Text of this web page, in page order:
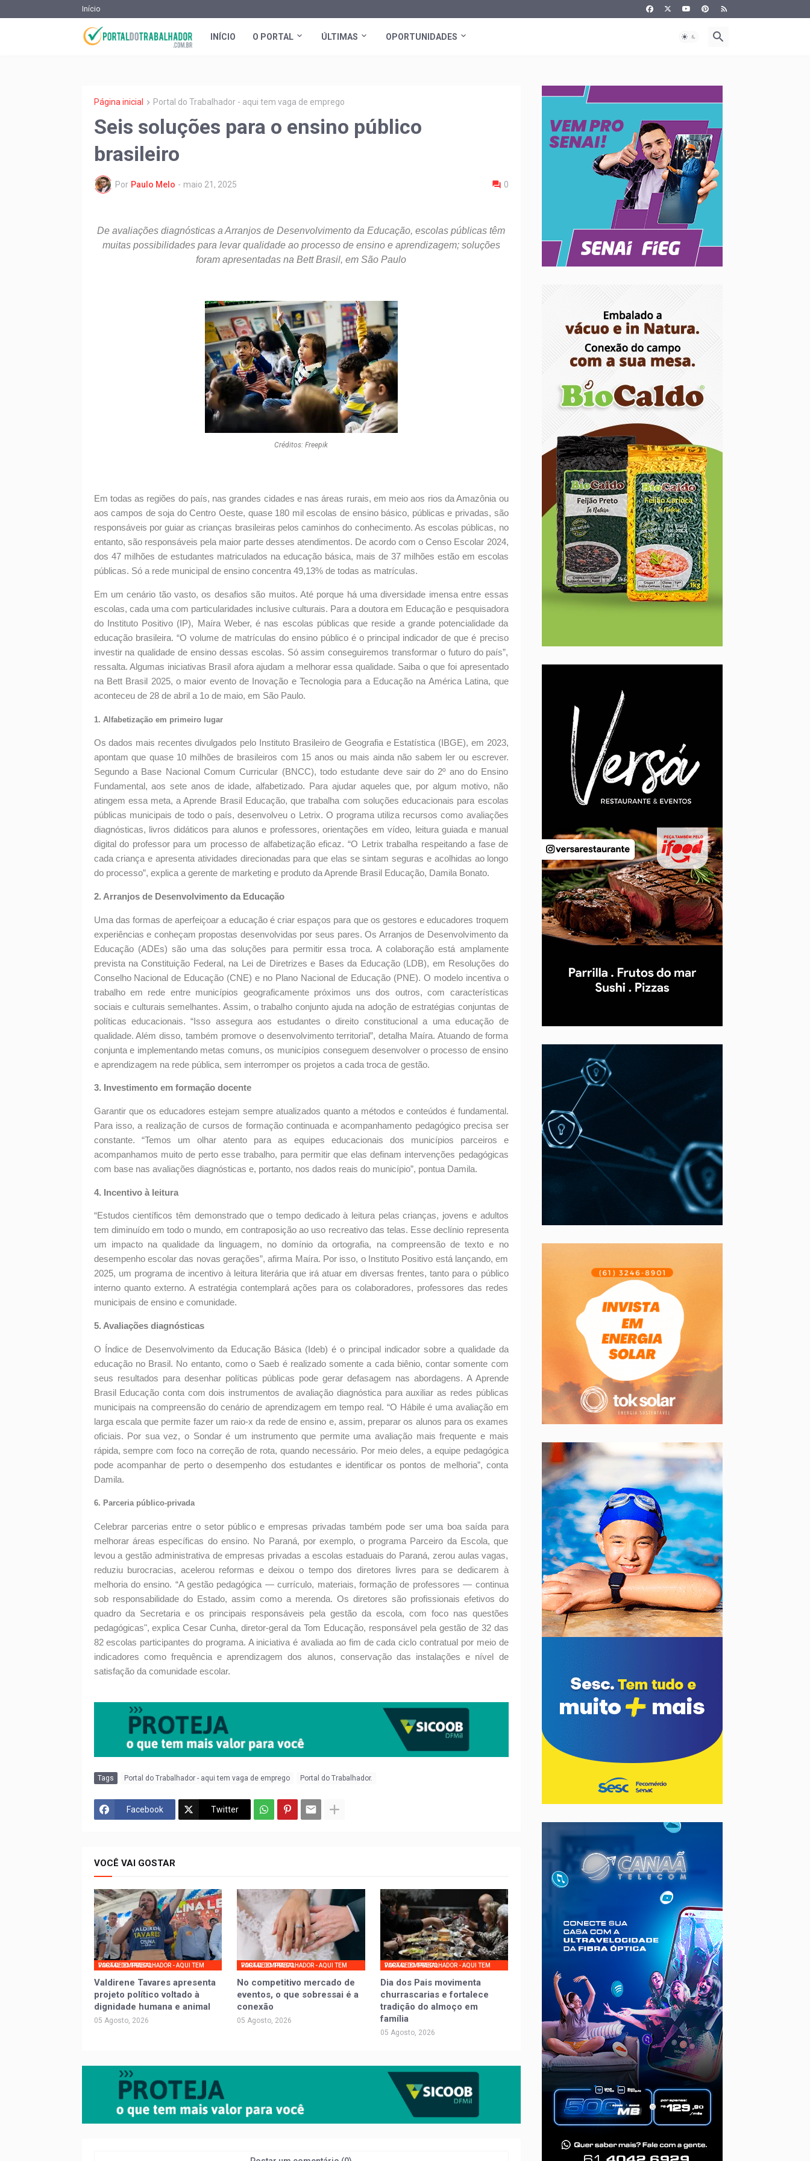
Início
INÍCIO O PORTAL ÚLTIMAS OPORTUNIDADES
Página inicial Portal do Trabalhador - aqui tem vaga de emprego
Seis soluções para o ensino público
brasileiro
Por Paulo Melo - maio 21, 2025 0
De avaliações diagnósticas a Arranjos de Desenvolvimento da Educação, escolas públicas têm
muitas possibilidades para levar qualidade ao processo de ensino e aprendizagem; soluções
foram apresentadas na Bett Brasil, em São Paulo
Créditos: Freepik
Em todas as regiões do país, nas grandes cidades e nas áreas rurais, em meio aos rios da Amazônia ou
aos campos de soja do Centro Oeste, quase 180 mil escolas de ensino básico, públicas e privadas, são
responsáveis por guiar as crianças brasileiras pelos caminhos do conhecimento. As escolas públicas, no
entanto, são responsáveis pela maior parte desses atendimentos. De acordo com o Censo Escolar 2024,
dos 47 milhões de estudantes matriculados na educação básica, mais de 37 milhões estão em escolas
públicas. Só a rede municipal de ensino concentra 49,13% de todas as matrículas.
Em um cenário tão vasto, os desafios são muitos. Até porque há uma diversidade imensa entre essas
escolas, cada uma com particularidades inclusive culturais. Para a doutora em Educação e pesquisadora
do Instituto Positivo (IP), Maíra Weber, é nas escolas públicas que reside a grande potencialidade da
educação brasileira. “O volume de matrículas do ensino público é o principal indicador de que é preciso
investir na qualidade de ensino dessas escolas. Só assim conseguiremos transformar o futuro do país”,
ressalta. Algumas iniciativas Brasil afora ajudam a melhorar essa qualidade. Saiba o que foi apresentado
na Bett Brasil 2025, o maior evento de Inovação e Tecnologia para a Educação na América Latina, que
aconteceu de 28 de abril a 1o de maio, em São Paulo.
1. Alfabetização em primeiro lugar
Os dados mais recentes divulgados pelo Instituto Brasileiro de Geografia e Estatística (IBGE), em 2023,
apontam que quase 10 milhões de brasileiros com 15 anos ou mais ainda não sabem ler ou escrever.
Segundo a Base Nacional Comum Curricular (BNCC), todo estudante deve sair do 2º ano do Ensino
Fundamental, aos sete anos de idade, alfabetizado. Para ajudar aqueles que, por algum motivo, não
atingem essa meta, a Aprende Brasil Educação, que trabalha com soluções educacionais para escolas
públicas municipais de todo o país, desenvolveu o Letrix. O programa utiliza recursos como avaliações
diagnósticas, livros didáticos para alunos e professores, orientações em vídeo, leitura guiada e manual
digital do professor para um processo de alfabetização eficaz. “O Letrix trabalha respeitando a fase de
cada criança e apresenta atividades direcionadas para que elas se sintam seguras e acolhidas ao longo
do processo”, explica a gerente de marketing e produto da Aprende Brasil Educação, Damila Bonato.
2. Arranjos de Desenvolvimento da Educação
Uma das formas de aperfeiçoar a educação é criar espaços para que os gestores e educadores troquem
experiências e conheçam propostas desenvolvidas por seus pares. Os Arranjos de Desenvolvimento da
Educação (ADEs) são uma das soluções para permitir essa troca. A colaboração está amplamente
prevista na Constituição Federal, na Lei de Diretrizes e Bases da Educação (LDB), em Resoluções do
Conselho Nacional de Educação (CNE) e no Plano Nacional de Educação (PNE). O modelo incentiva o
trabalho em rede entre municípios geograficamente próximos uns dos outros, com características
sociais e culturais semelhantes. Assim, o trabalho conjunto ajuda na adoção de estratégias conjuntas de
políticas educacionais. “Isso assegura aos estudantes o direito constitucional a uma educação de
qualidade. Além disso, também promove o desenvolvimento territorial”, detalha Maíra. Atuando de forma
conjunta e implementando metas comuns, os municípios conseguem desenvolver o processo de ensino
e aprendizagem na rede pública, sem interromper os projetos a cada troca de gestão.
3. Investimento em formação docente
Garantir que os educadores estejam sempre atualizados quanto a métodos e conteúdos é fundamental.
Para isso, a realização de cursos de formação continuada e acompanhamento pedagógico precisa ser
constante. “Temos um olhar atento para as equipes educacionais dos municípios parceiros e
acompanhamos muito de perto esse trabalho, para permitir que elas definam intervenções pedagógicas
com base nas avaliações diagnósticas e, portanto, nos dados reais do município”, pontua Damila.
4. Incentivo à leitura
“Estudos científicos têm demonstrado que o tempo dedicado à leitura pelas crianças, jovens e adultos
tem diminuído em todo o mundo, em contraposição ao uso recreativo das telas. Esse declínio representa
um impacto na qualidade da linguagem, no domínio da ortografia, na compreensão de texto e no
desempenho escolar das novas gerações”, afirma Maíra. Por isso, o Instituto Positivo está lançando, em
2025, um programa de incentivo à leitura literária que irá atuar em diversas frentes, tanto para o público
interno quanto externo. A estratégia contemplará ações para os colaboradores, professores das redes
municipais de ensino e comunidade.
5. Avaliações diagnósticas
O Índice de Desenvolvimento da Educação Básica (Ideb) é o principal indicador sobre a qualidade da
educação no Brasil. No entanto, como o Saeb é realizado somente a cada biênio, contar somente com
seus resultados para desenhar políticas públicas pode gerar defasagem nas abordagens. A Aprende
Brasil Educação conta com dois instrumentos de avaliação diagnóstica para auxiliar as redes públicas
municipais na compreensão do cenário de aprendizagem em tempo real. “O Hábile é uma avaliação em
larga escala que permite fazer um raio-x da rede de ensino e, assim, preparar os alunos para os exames
oficiais. Por sua vez, o Sondar é um instrumento que permite uma avaliação mais frequente e mais
rápida, sempre com foco na correção de rota, quando necessário. Por meio deles, a equipe pedagógica
pode acompanhar de perto o desempenho dos estudantes e identificar os pontos de melhoria”, conta
Damila.
6. Parceria público-privada
Celebrar parcerias entre o setor público e empresas privadas também pode ser uma boa saída para
melhorar áreas específicas do ensino. No Paraná, por exemplo, o programa Parceiro da Escola, que
levou a gestão administrativa de empresas privadas a escolas estaduais do Paraná, zerou aulas vagas,
reduziu burocracias, acelerou reformas e deixou o tempo dos diretores livres para se dedicarem à
melhoria do ensino. “A gestão pedagógica — currículo, materiais, formação de professores — continua
sob responsabilidade do Estado, assim como a merenda. Os diretores são profissionais efetivos do
quadro da Secretaria e os principais responsáveis pela gestão da escola, com foco nas questões
pedagógicas", explica Cesar Cunha, diretor-geral da Tom Educação, responsável pela gestão de 32 das
82 escolas participantes do programa. A iniciativa é avaliada ao fim de cada ciclo contratual por meio de
indicadores como frequência e aprendizagem dos alunos, conservação das instalações e nível de
satisfação da comunidade escolar.
Tags Portal do Trabalhador - aqui tem vaga de emprego Portal do Trabalhador.
Facebook Twitter
VOCÊ VAI GOSTAR
PORTAL DO TRABALHADOR - AQUI TEM VAGA DE EMPREGO
Valdirene Tavares apresenta
projeto político voltado à
dignidade humana e animal
05 Agosto, 2026
PORTAL DO TRABALHADOR - AQUI TEM VAGA DE EMPREGO
No competitivo mercado de
eventos, o que sobressai é a
conexão
05 Agosto, 2026
PORTAL DO TRABALHADOR - AQUI TEM VAGA DE EMPREGO
Dia dos Pais movimenta
churrascarias e fortalece
tradição do almoço em
família
05 Agosto, 2026